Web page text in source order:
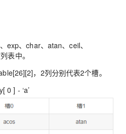
exp、char、atan、ceil、
表中。
，2列分别代表2个槽。
0 ] - ‘a’